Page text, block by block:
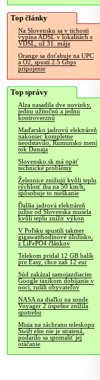
Top články
Na Slovensku sa v tichosti
vypína ADSL v lokalitách s
VDSL, už 31. mája
Orange sa doťahuje na UPC
a O2, spustí 2.5 Gbps
pripojenie
Top správy
Alza nasadila dve novinky,
jednu užitočnú a jednu
kontroverznú
Maďarsko jadrovú elektráreň
nakoniec kompletne
neodstavilo, Rumunsko mení
tok Dunaja
Slovensko.sk má opäť
technické problémy
Železnice znižujú kvôli teplu
rýchlosť iba na 50 km/h,
spôsobuje to meškanie
Ďalšia jadrová elektráreň
južne od Slovenska musela
kvôli teplu znížiť výkon
V Poľsku spustili takmer
gigawatthodinové úložisko,
z LiFePO4 článkov
Telekom pridal 12 GB balík
pre Easy, chce zaň 12 eur
Súd zakázal samojazdiacim
Google taxíkom dobíjanie v
noci, rušili obyvateľov
NASA na diaľku na sonde
Voyager 2 úspešne znížila
spotrebu
Misia na záchranu teleskopu
Swift ešte nie je stratená,
podarilo sa spomaliť jej
otáčanie